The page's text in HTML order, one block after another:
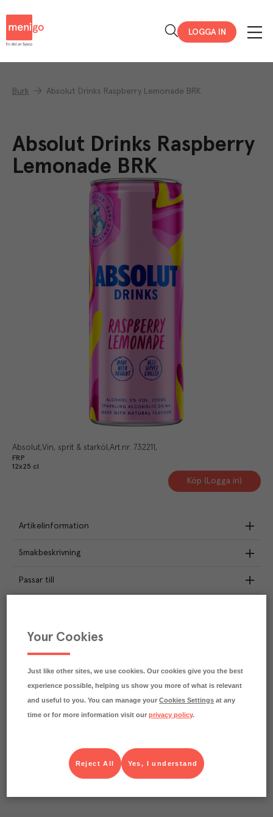
LOGGA IN
Burk Absolut Drinks Raspberry Lemonade BRK
Absolut Drinks Raspberry
Lemonade BRK
Absolut Vin, sprit & starköl Art.nr. 732211
FRP
12x25 cl
Köp (Logga in)
Artikelinformation
Smakbeskrivning
Passar till
Klimatavtryck
CO₂e/kg
utsläppen av 1.2 kg koldioxid.
Läs mer om hur vi beräknar klimatavtryck
Your Cookies
Just like other sites, we use cookies. Our cookies give you the best
experience possible, helping us show you more of what is relevant
and useful to you. You can manage yourCookies Settings at any
time or for more information visit ourprivacy policy.
Yes, I understand
Reject All